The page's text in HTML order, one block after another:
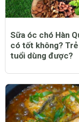
Sữa óc chó Hàn
có tốt không?
tuổi dùng được?